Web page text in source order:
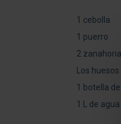
1 cebolla
1 puerro
2
Los
1 botella de
1 L de agua